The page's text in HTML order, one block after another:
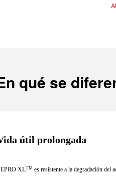
qué se
útil prolongada
XLTM es resistente a la degradación del